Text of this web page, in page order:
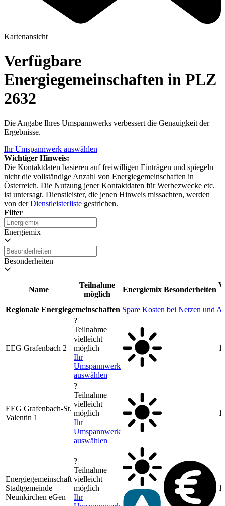
Kartenansicht
Verfügbare
Energiegemeinschaften in PLZ
2632
Die Angabe Ihres Umspannwerks verbessert die Genauigkeit der
Ergebnisse.
Ihr Umspannwerk auswählen
Wichtiger Hinweis:
Die Kontaktdaten basieren auf freiwilligen Einträgen und spiegeln
nicht die vollständige Anzahl von Energiegemeinschaften in
Österreich. Die Nutzung jener Kontaktdaten für Werbezwecke etc.
ist untersagt. Dienstleister, die jenen Hinweis missachten, werden
von derDienstleisterliste gestrichen.
Filter
Energiemix
Besonderheiten
Name
Teilnahme
möglich
Energiemix Besonderheiten
Regionale Energiegemeinschaften Spare Kosten bei Netzen und
EEG Grafenbach 2
?
Teilnahme
vielleicht
möglich
Ihr
Umspannwerk
auswählen
EEG Grafenbach-St.
Valentin 1
?
Teilnahme
vielleicht
möglich
Ihr
Umspannwerk
auswählen
Energiegemeinschaft
Stadtgemeinde
Neunkirchen eGen
?
Teilnahme
vielleicht
möglich
Ihr